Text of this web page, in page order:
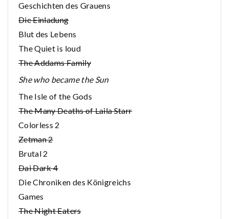
Geschichten des Grauens
Die Einladung
Blut des Lebens
The Quiet is loud
The Addams Family
She who became the Sun
The Isle of the Gods
The Many Deaths of Laila Starr
Colorless 2
Zetman 2
Brutal 2
Dai Dark 4
Die Chroniken des Königreichs
Games
The Night Eaters